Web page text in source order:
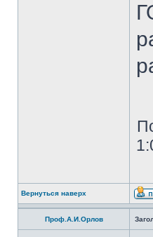
Вернуться наверх
Проф.А.И.Орлов